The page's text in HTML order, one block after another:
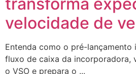
velocidade de
Entenda como o pré-
fluxo de caixa da incorporadora,
o VSO e prepara o ...